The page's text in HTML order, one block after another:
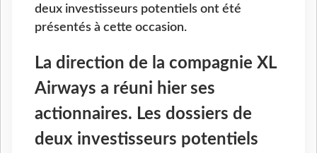
deux investisseurs potentiels ont été
présentés à cette occasion.
La direction de la compagnie XL
Airways a réuni hier ses
actionnaires. Les dossiers de
deux investisseurs potentiels